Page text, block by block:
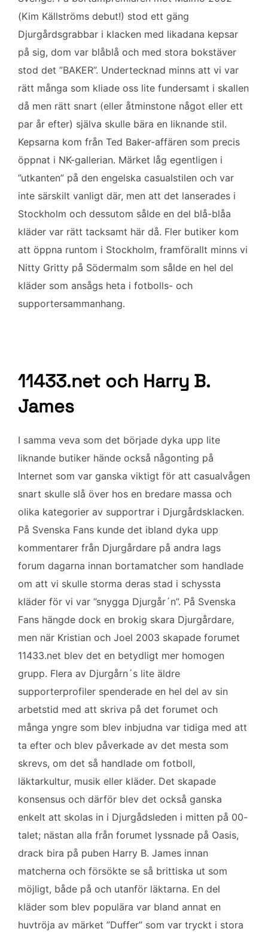
(Kim Källströms debut!) stod ett gäng
Djurgårdsgrabbar i klacken med likadana kepsar
på sig, dom var blåblå och med stora bokstäver
stod det ”BAKER”. Undertecknad minns att vi var
rätt många som kliade oss lite fundersamt i skallen
då men rätt snart (eller åtminstone något eller ett
par år efter) själva skulle bära en liknande stil.
Kepsarna kom från Ted Baker-affären som precis
öppnat i NK-gallerian. Märket låg egentligen i
”utkanten” på den engelska casualstilen och var
inte särskilt vanligt där, men att det lanserades i
Stockholm och dessutom sålde en del blå-blåa
kläder var rätt tacksamt här då. Fler butiker kom
att öppna runtom i Stockholm, framförallt minns vi
Nitty Gritty på Södermalm som sålde en hel del
kläder som ansågs heta i fotbolls- och
supportersammanhang.
11433.net och Harry B.
James
I samma veva som det började dyka upp lite
liknande butiker hände också någonting på
Internet som var ganska viktigt för att casualvågen
snart skulle slå över hos en bredare massa och
olika kategorier av supportrar i Djurgårdsklacken.
På Svenska Fans kunde det ibland dyka upp
kommentarer från Djurgårdare på andra lags
forum dagarna innan bortamatcher som handlade
om att vi skulle storma deras stad i schyssta
kläder för vi var ”snygga Djurgår´n”. På Svenska
Fans hängde dock en brokig skara Djurgårdare,
men när Kristian och Joel 2003 skapade forumet
11433.net blev det en betydligt mer homogen
grupp. Flera av Djurgårn´s lite äldre
supporterprofiler spenderade en hel del av sin
arbetstid med att skriva på det forumet och
många yngre som blev inbjudna var tidiga med att
ta efter och blev påverkade av det mesta som
skrevs, om det så handlade om fotboll,
läktarkultur, musik eller kläder. Det skapade
konsensus och därför blev det också ganska
enkelt att skolas in i Djurgådsleden i mitten på 00-
talet; nästan alla från forumet lyssnade på Oasis,
drack bira på puben Harry B. James innan
matcherna och försökte se så brittiska ut som
möjligt, både på och utanför läktarna. En del
kläder som blev populära var bland annat en
huvtröja av märket ”Duffer” som var tryckt i stora